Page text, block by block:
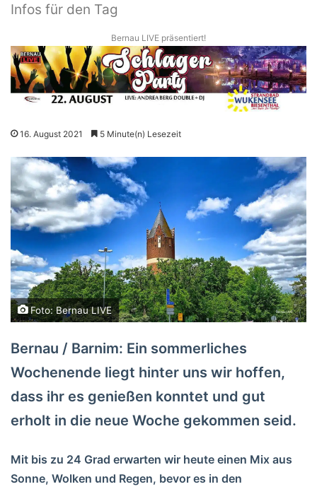
Infos für den Tag
Bernau LIVE präsentiert!
16. August 2021 5 Minute(n) Lesezeit
Foto: Bernau LIVE
Bernau / Barnim: Ein sommerliches
Wochenende liegt hinter uns wir hoffen,
dass ihr es genießen konntet und gut
erholt in die neue Woche gekommen seid.
Mit bis zu 24 Grad erwarten wir heute einen Mix aus
Sonne, Wolken und Regen, bevor es in den